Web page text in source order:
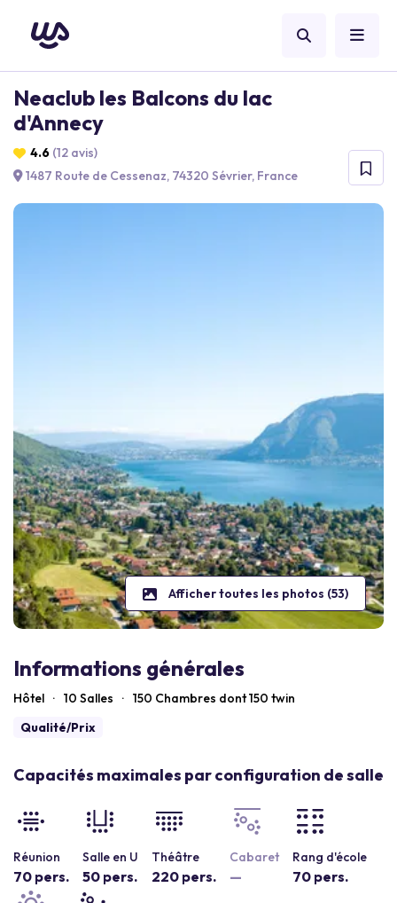
Neaclub les Balcons du lac
d'Annecy
4.6 (12 avis)
1487 Route de Cessenaz, 74320 Sévrier, France
Afficher toutes les photos (53)
Informations générales
Hôtel · 10 Salles · 150 Chambres dont 150 twin
Qualité/Prix
Capacités maximales par configuration de salle
Réunion
70 pers.
Salle en U
50 pers.
Théâtre
220 pers.
Cabaret
—
Rang d'école
70 pers.